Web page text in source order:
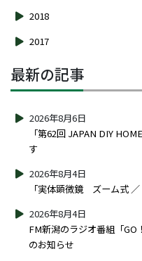
2018
2017
最新の記事
「第62回 JAPAN DIY
す
2026年8月6日
「実体顕微鏡 ズーム式
2026年8月4日
FM新潟のラジオ番組「GO
のお知らせ
2026年8月4日